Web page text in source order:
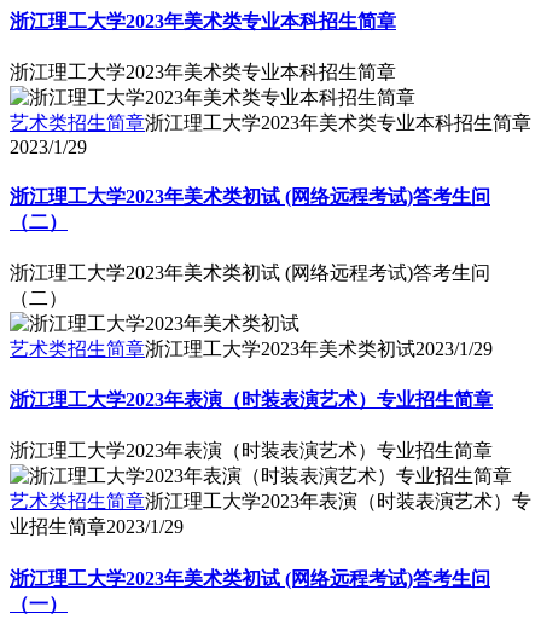
浙江理工大学2023年美术类专业本科招生简章
浙江理工大学2023年美术类专业本科招生简章
艺术类招生简章浙江理工大学2023年美术类专业本科招生简章
2023/1/29
浙江理工大学2023年美术类初试 (网络远程考试)答考生问
（二）
浙江理工大学2023年美术类初试 (网络远程考试)答考生问
（二）
艺术类招生简章浙江理工大学2023年美术类初试2023/1/29
浙江理工大学2023年表演（时装表演艺术）专业招生简章
浙江理工大学2023年表演（时装表演艺术）专业招生简章
艺术类招生简章浙江理工大学2023年表演（时装表演艺术）专
业招生简章2023/1/29
浙江理工大学2023年美术类初试 (网络远程考试)答考生问
（一）